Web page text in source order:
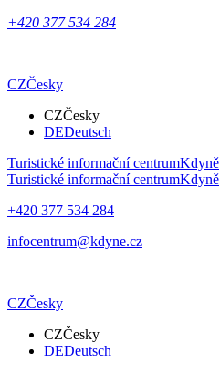
+420 377 534 284
CZČesky
CZČesky
DEDeutsch
Turistické informační centrumKdyně
Turistické informační centrumKdyně
+420 377 534 284
infocentrum@kdyne.cz
CZČesky
CZČesky
DEDeutsch